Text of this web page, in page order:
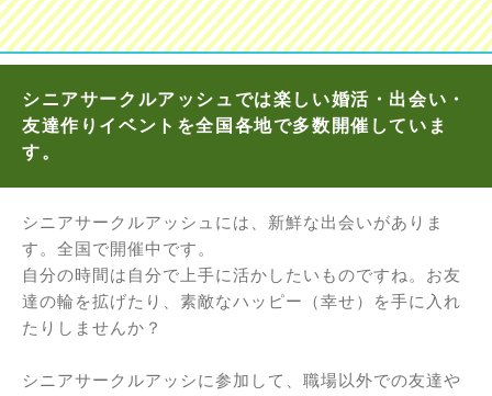
シニアサークルアッシュでは楽しい婚活・出会い・
友達作りイベントを全国各地で多数開催していま
す。
シニアサークルアッシュには、新鮮な出会いがありま
す。全国で開催中です。
自分の時間は自分で上手に活かしたいものですね。お友
達の輪を拡げたり、素敵なハッピー（幸せ）を手に入れ
たりしませんか？
シニアサークルアッシに参加して、職場以外での友達や